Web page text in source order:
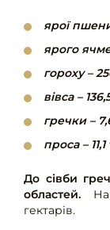
ярої
ярого
гороху –
вівса –
гречки –
проса – 11,1
До сівби
областей.
гектарів.